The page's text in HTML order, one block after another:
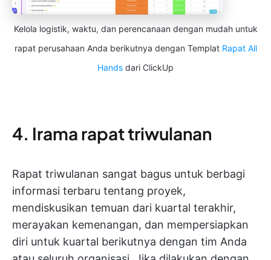
Kelola logistik, waktu, dan perencanaan dengan mudah untuk
rapat perusahaan Anda berikutnya dengan Templat Rapat All
Hands dari ClickUp
4. Irama rapat triwulanan
Rapat triwulanan sangat bagus untuk berbagi
informasi terbaru tentang proyek,
mendiskusikan temuan dari kuartal terakhir,
merayakan kemenangan, dan mempersiapkan
diri untuk kuartal berikutnya dengan tim Anda